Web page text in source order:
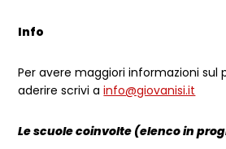
Info
Per avere maggiori informazioni sul
aderire scrivi ainfo@giovanisi.it
Le scuole coinvolte (elenco in